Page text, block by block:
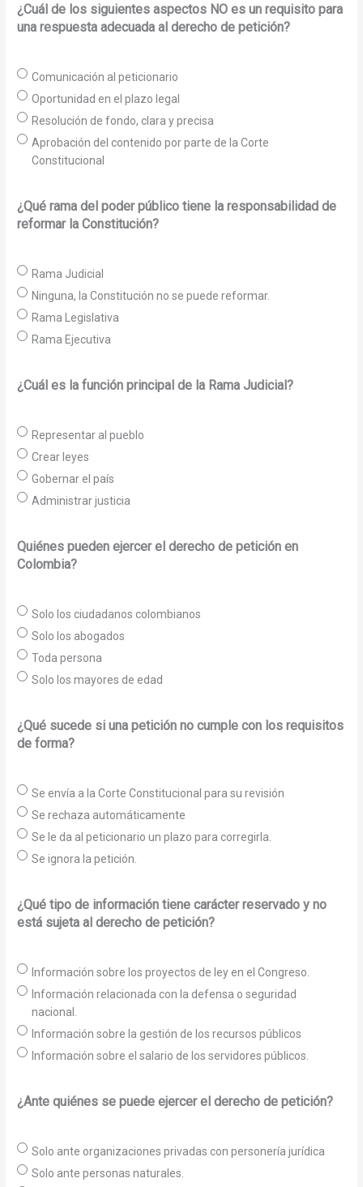
¿Cuál de los siguientes aspectos NO es un requisito para
una respuesta adecuada al derecho de petición?
Comunicación al peticionario
Oportunidad en el plazo legal
Resolución de fondo, clara y precisa
Aprobación del contenido por parte de la Corte
Constitucional
¿Qué rama del poder público tiene la responsabilidad de
reformar la Constitución?
Rama Judicial
Ninguna, la Constitución no se puede reformar.
Rama Legislativa
Rama Ejecutiva
¿Cuál es la función principal de la Rama Judicial?
Representar al pueblo
Crear leyes
Gobernar el país
Administrar justicia
Quiénes pueden ejercer el derecho de petición en
Colombia?
Solo los ciudadanos colombianos
Solo los abogados
Toda persona
Solo los mayores de edad
¿Qué sucede si una petición no cumple con los requisitos
de forma?
Se envía a la Corte Constitucional para su revisión
Se rechaza automáticamente
Se le da al peticionario un plazo para corregirla.
Se ignora la petición.
¿Qué tipo de información tiene carácter reservado y no
está sujeta al derecho de petición?
Información sobre los proyectos de ley en el Congreso.
Información relacionada con la defensa o seguridad
nacional.
Información sobre la gestión de los recursos públicos
Información sobre el salario de los servidores públicos.
¿Ante quiénes se puede ejercer el derecho de petición?
Solo ante organizaciones privadas con personería jurídica
Solo ante personas naturales.